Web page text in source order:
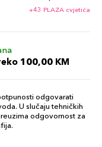
+43 PLAZA cvjetića
100,00 KM
odgovarati
U slučaju tehničkih
odgovornost za